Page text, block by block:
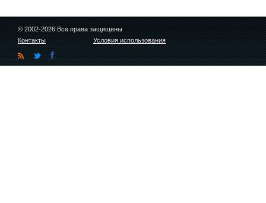
© 2002-2026 Все права защищены
Контакты
Условия использования